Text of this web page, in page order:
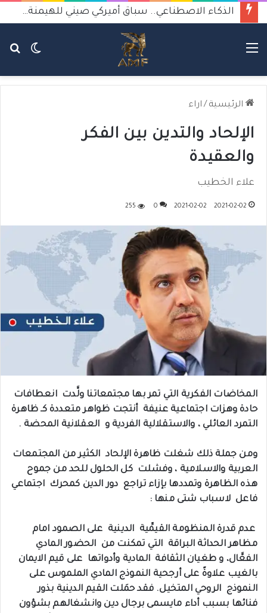
الذكاء الاصطناعي.. سباق أميركي صيني للهيمنة يثير القلق
الوضع
القائمة
الرئيسية / اراء
الإلحاد والتدين بين الفكر
والعقيدة
علاء الخطيب
2021-02-02
2021-02-02
0
255
المخاضات الفكرية التي تمر بها مجتمعاتنا ولَّدت انعطافات
حادة وهزات اجتماعية عنيفة أنتجت ظواهر متعددة كـ ظاهرة
التمرد العائلي ، والاستقلالية الفردية و العقلانية المحضة .
‏‎ومن جملة ذلك شغلت ظاهرة الإلحاد الكثير من المجتمعات
العربية والاسلامية ، وفشلت كل الحلول للحد من جموح
هذه الظاهرة وتمددها بإزاء تراجع دور الدين كمحرك اجتماعي
فاعل لاسباب شتى منها :
‏‎ عدم قدرة المنظومة القيمِّية الدينية على الصمود امام
مظاهر الحداثة البراقة التي تمكنت من الحضور المادي
الفعَّال، و طغيان الثقافة المادية وأدواتها على قيم الايمان
بالغيب علاوةً على أرجحية النموذج المادي الملموس على
النموذج الروحي المتخيل. فقد حمَلت القيم الدينية بذور
فنائها بسبب أداء مايسمى برجال دين وانشغالهم بشؤون